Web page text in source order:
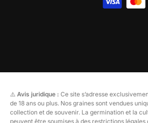
⚠️ Avis juridique : Ce site s’adresse
de 18 ans ou plus. Nos graines sont vendues
collection et de souvenir. La germination et la
peuvent être soumises à des restrictions légales